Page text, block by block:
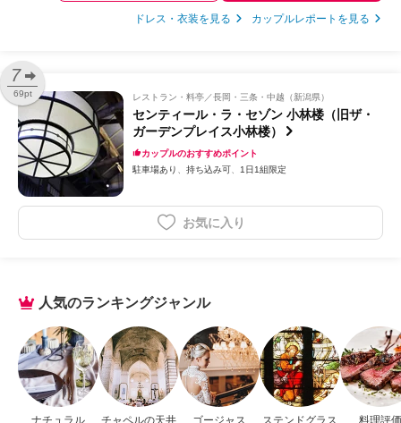
ドレス・衣装を見る カップルレポートを見る
7
69pt レストラン・料亭 長岡・三条・中越（新潟県）
センティール・ラ・セゾン 小林楼（旧ザ・
ガーデンプレイス小林楼）
カップルのおすすめポイント
駐車場あり
持ち込み可 1日1組限定
お気に入り
人気のランキングジャンル
ナチュラル チャペルの天井 ゴージャス ステンドグラス 料理評価